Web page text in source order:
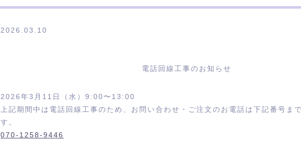
2026.03.10
電話回線工事のお知らせ
2026年3月11日（水）9:00〜13:00
上記期間中は電話回線工事のため、お問い合わせ・ご注文のお電話は下記番号ま
す。
070-1258-9446